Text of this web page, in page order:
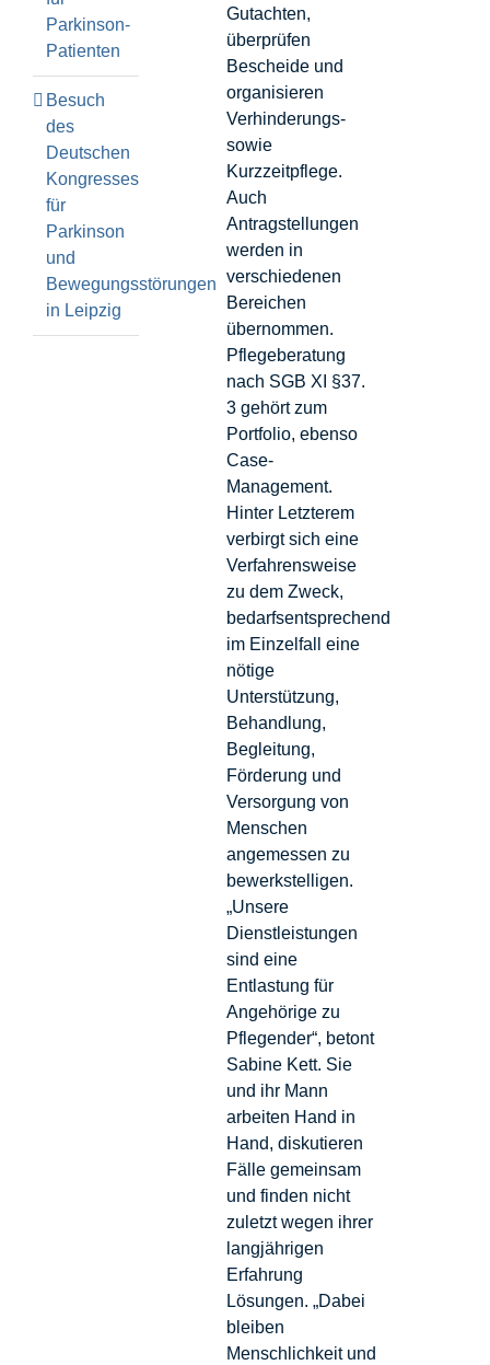
Gutachten,
überprüfen
Bescheide und
organisieren
Verhinderungs-
sowie
Kurzzeitpflege.
Auch
Antragstellungen
werden in
verschiedenen
Bereichen
übernommen.
Pflegeberatung
nach SGB XI §37.
3 gehört zum
Portfolio, ebenso
Case-
Management.
Hinter Letzterem
verbirgt sich eine
Verfahrensweise
zu dem Zweck,
bedarfsentsprechend
im Einzelfall eine
nötige
Unterstützung,
Behandlung,
Begleitung,
Förderung und
Versorgung von
Menschen
angemessen zu
bewerkstelligen.
„Unsere
Dienstleistungen
sind eine
Entlastung für
Angehörige zu
Pflegender“, betont
Sabine Kett. Sie
und ihr Mann
arbeiten Hand in
Hand, diskutieren
Fälle gemeinsam
und finden nicht
zuletzt wegen ihrer
langjährigen
Erfahrung
Lösungen. „Dabei
bleiben
Menschlichkeit und
Parkinson-
Patienten
Besuch
des
Deutschen
Kongresses
für
Parkinson
und
Bewegungsstörungen
in Leipzig